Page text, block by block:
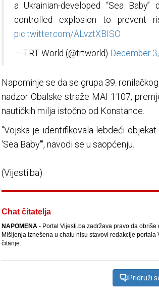
a Ukrainian-developed “Sea
controlled explosion to prevent
pic.twitter.com/ALvztXBISO
— TRT World (@trtworld) December
Napominje se da se grupa 39.
nadzor Obalske straže MAI 1107,
nautičkih milja istočno od Konstance.
"Vojska je identifikovala lebdeći
'Sea Baby'", navodi se u saopćenju.
(Vijesti.ba)
Chat čitatelja
NAPOMENA- Portal Vijesti.ba zadržava pravo da
Mišljenja iznešena u chatu nisu stavovi redakcije
čitanje.
Pridruži